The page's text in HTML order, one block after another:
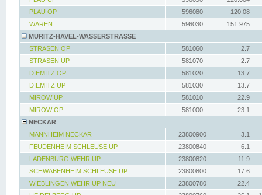
PLAU OP
596080
120.08
WAREN
596030
151.975
MÜRITZ-HAVEL-WASSERSTRASSE
STRASEN OP
581060
2.7
STRASEN UP
581070
2.7
DIEMITZ OP
581020
13.7
DIEMITZ UP
581030
13.7
MIROW UP
581010
22.9
MIROW OP
581000
23.1
NECKAR
MANNHEIM NECKAR
23800900
3.1
FEUDENHEIM SCHLEUSE UP
23800840
6.1
LADENBURG WEHR UP
23800820
11.9
SCHWABENHEIM SCHLEUSE UP
23800800
17.6
WIEBLINGEN WEHR UP NEU
23800780
22.4